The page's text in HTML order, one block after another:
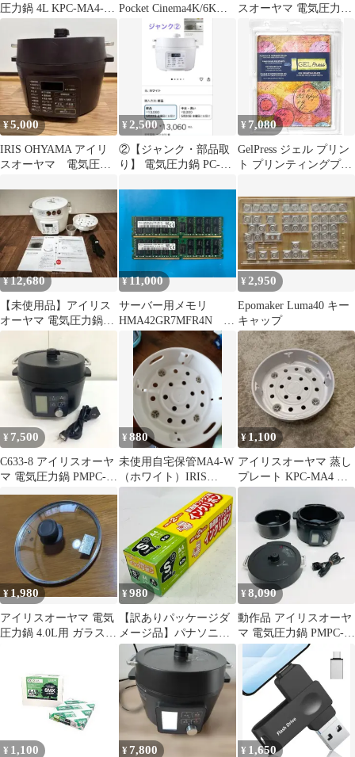
圧力鍋 4L KPC-MA4-B
2021年製
Pocket Cinema4K/6Kリ
スオーヤマ 電気圧力鍋
4.0L KPC-MA4-B
¥5,000
IRIS OHYAMA アイリ
スオーヤマ 電気圧力
¥ 2,500
②【ジャンク・部品取
り】 電気圧力鍋 PC-
¥ 7,080
GelPress ジェル プリン
ト プリンティングプレ
い アート 体験ゲルプリ
ント プリントプレート
20x25cmA4サイズ(無色
透明, 3 - 長方形（大）
「20x25cm」A4サイズ)
¥12,680
【未使用品】アイリス
オーヤマ 電気圧力鍋
¥11,000
サーバー用メモリ
HMA42GR7MFR4N
16GB 2枚セット
¥ 2,950
Epomaker Luma40 キー
キャップ
¥ 7,500
C633-8 アイリスオーヤ
マ 電気圧力鍋 PMPC-
MA4-B 4.0L
¥880
未使用自宅保管MA4-W
（ホワイト）IRIS
OHYAMAプラスチック
¥1,100
アイリスオーヤマ 蒸し
プレート KPC-MA4 付
属品 圧力鍋用
¥ 1,980
アイリスオーヤマ 電気
圧力鍋 4.0L用 ガラス蓋
¥980
【訳ありパッケージダ
メージ品】パナソニッ
ク汎用FAXリボンS-IIタ
イプ2本 TYSMA4W
交換用 FAXリボン
KX-FAN141互換 白青
ギア付き
¥8,090
動作品 アイリスオーヤ
マ 電気圧力鍋 PMPC-
MA4-B ブラック m2248
¥ 1,100 ¥7,800 ¥ 1,650